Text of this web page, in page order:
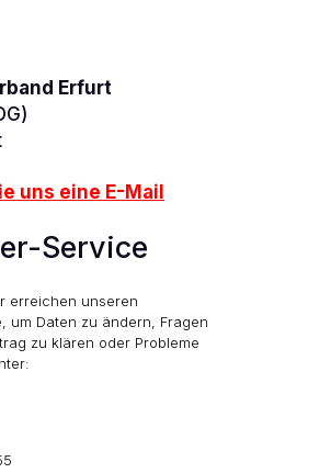
Erfurt
uns eine E-Mail
Service
erreichen unseren
um Daten zu ändern, Fragen
zu klären oder Probleme